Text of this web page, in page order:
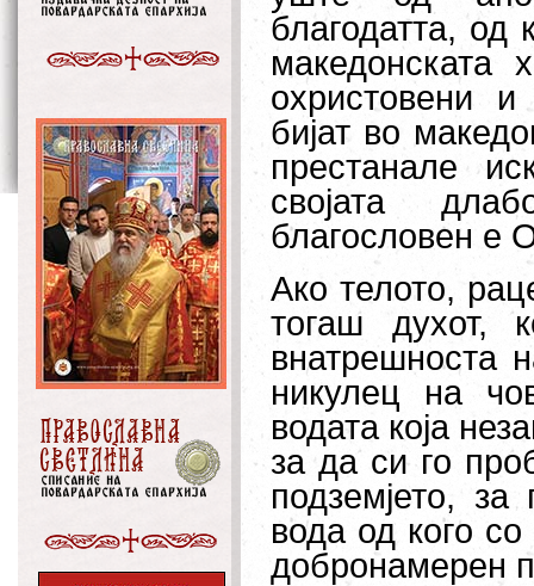
благодатта, од
македонската
охристовени
бијат во
престанале
својата
благословен е
Ако телото,
тогаш духот,
внатрешноста
никулец на
водата која
за да си го
подземјето,
вода од кого со
добронамерен